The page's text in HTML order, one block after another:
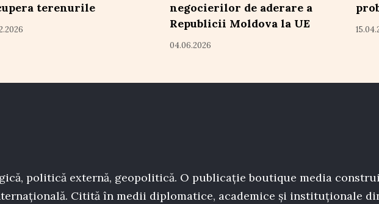
terenurile
negocierilor de aderare a
Republicii Moldova la UE
04.06.2026
politică externă, geopolitică. O publicație boutique media
Citită în medii diplomatice, academice și instituționale